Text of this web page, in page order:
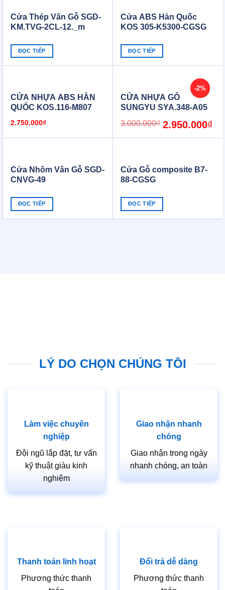
Cửa Thép Vân Gỗ SGD-
KM.TVG-2CL-12._m
ĐỌC TIẾP
Cửa ABS Hàn Quốc
KOS 305-K5300-CGSG
ĐỌC TIẾP
CỬA NHỰA ABS HÀN
QUỐC KOS.116-M807
2.750.000₫
-2%
CỬA NHỰA GỖ
SUNGYU SYA.348-A05
3.000.000₫ Original
price
2.950.000₫
Cửa Nhôm Vân Gỗ SGD-
CNVG-49
ĐỌC TIẾP
Cửa Gỗ composite B7-
88-CGSG
ĐỌC TIẾP
LÝ DO CHỌN CHÚNG TÔI
Làm việc chuyên
nghiệp
Đội ngũ lắp đặt, tư vấn
kỹ thuật giàu kinh
nghiệm
Giao nhận nhanh
chóng
Giao nhận trong ngày
nhanh chóng, an toàn
Thanh toán linh hoạt
Phương thức thanh
Đổi trả dễ dàng
Phương thức thanh